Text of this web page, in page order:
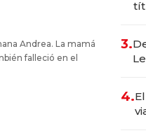
Andrea. La mamá
falleció en el
3.
4.